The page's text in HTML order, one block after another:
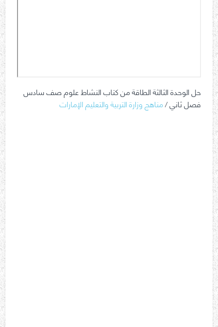
حل الوحدة الثالثة الطاقة من كتاب النشاط علوم صف سادس
فصل ثاني /مناهج وزارة التربية والتعليم الإمارات